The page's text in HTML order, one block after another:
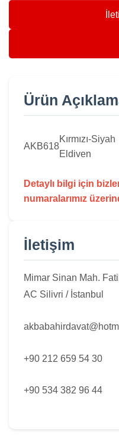
Ürün
AKB618
Kırmızı-Siyah
Eldiven
Detaylı bilgi için
numaralarımız
İletişim
Mimar Sinan Mah.
AC Silivri / İstanbul
+90 212 659 54 30
+90 534 382 96 44